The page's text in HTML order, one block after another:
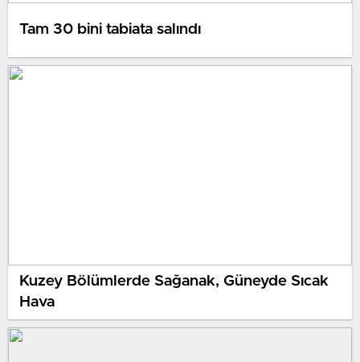
Tam 30 bini tabiata salındı
Kuzey Bölümlerde Sağanak, Güneyde Sıcak
Hava